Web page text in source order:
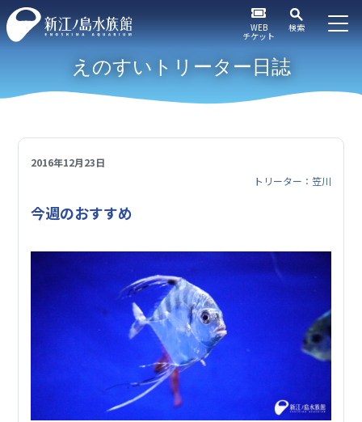
WEB
チケット
検索
えのすいトリーター日誌
2016年12月23日
トリーター：笠川
今週のおすすめ